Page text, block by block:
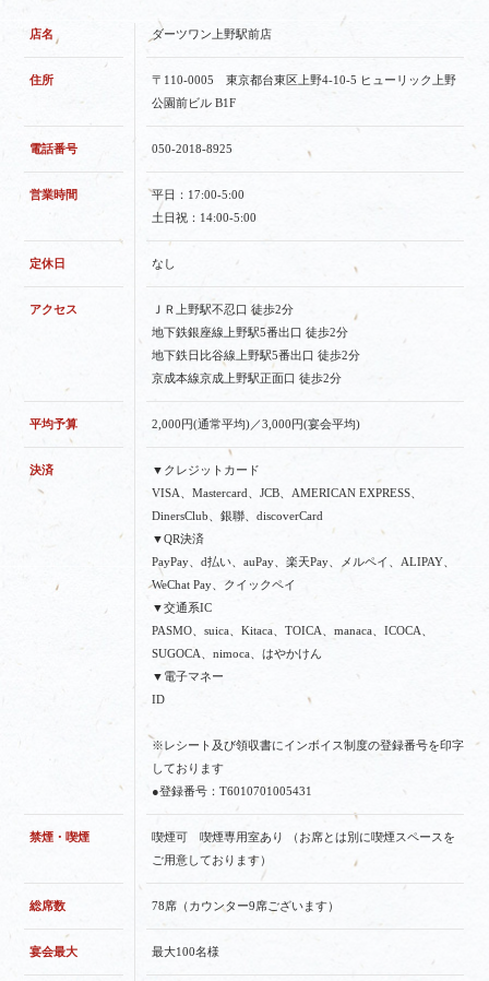
店名 ダーツワン上野駅前店
住所
〒110-0005 東京都台東区上野4-10-5 ヒューリック上野
公園前ビル B1F
電話番号 050-2018-8925
営業時間
平日：17:00-5:00
土日祝：14:00-5:00
定休日 なし
アクセス
ＪＲ上野駅不忍口 徒歩2分
地下鉄銀座線上野駅5番出口 徒歩2分
地下鉄日比谷線上野駅5番出口 徒歩2分
京成本線京成上野駅正面口 徒歩2分
平均予算 2,000円(通常平均)／3,000円(宴会平均)
決済
▼クレジットカード
VISA、Mastercard、JCB、AMERICAN EXPRESS、
DinersClub、銀聯、discoverCard
▼QR決済
PayPay、d払い、auPay、楽天Pay、メルペイ、ALIPAY、
WeChat Pay、クイックペイ
▼交通系IC
PASMO、suica、Kitaca、TOICA、manaca、ICOCA、
SUGOCA、nimoca、はやかけん
▼電子マネー
ID
※レシート及び領収書にインボイス制度の登録番号を印字
しております
●登録番号：T6010701005431
禁煙・喫煙
喫煙可 喫煙専用室あり （お席とは別に喫煙スペースを
ご用意しております）
総席数 78席（カウンター9席ございます）
宴会最大 最大100名様